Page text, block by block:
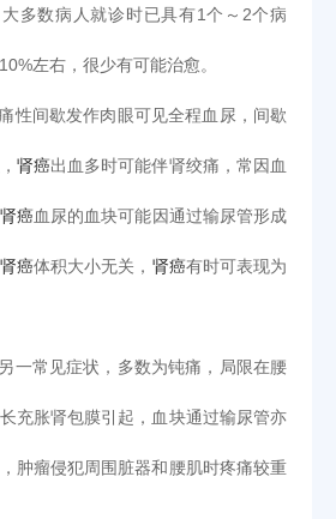
大多数病人就诊时已具有1个～2个病
左右，很少有可能治愈。
性间歇发作肉眼可见全程血尿，间歇
肾癌出血多时可能伴肾绞痛，常因血
肾癌血尿的血块可能因通过输尿管形成
肾癌体积大小无关， 肾癌有时可表现为
另一常见症状，多数为钝痛，局限在腰
充胀肾包膜引起，血块通过输尿管亦
肿瘤侵犯周围脏器和腰肌时疼痛较重